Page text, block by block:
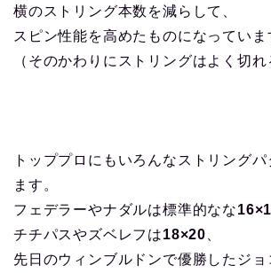
横のストリング本数を減らして、
スピン性能を高めたものになっていま
（そのかわりにストリングはよく切れ
トッププロにもいろんなストリング
ます。
フェデラーやナダルは標準的なな
チチパスやズベレフは18×20
先日のウィンブルドンで優勝したジョ